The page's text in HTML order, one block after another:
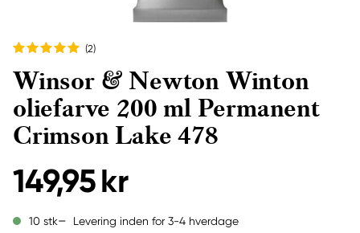
(2)
Winsor & Newton Winton
oliefarve 200 ml Permanent
Crimson Lake 478
149,95 kr
10 stk Levering inden for 3-4 hverdage